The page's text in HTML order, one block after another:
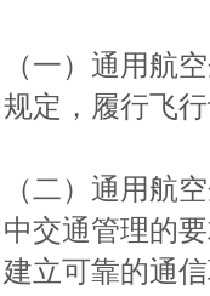
（一）通用航
规定，履行飞
（二）通用航
中交通管理的
建立可靠的通